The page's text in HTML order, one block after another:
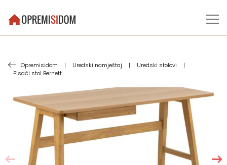
Opremisidom | Uredski namještaj | Uredski stolovi
|
Pisači stol Bernett